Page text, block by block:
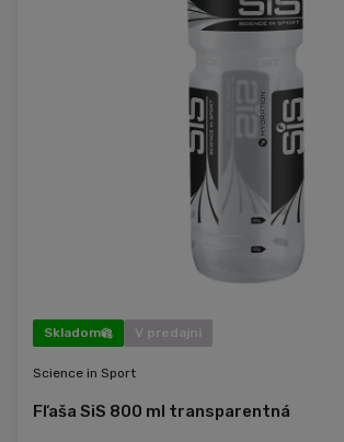
Skladom V predajni
Science in Sport
Fľaša SiS 800 ml transparentná